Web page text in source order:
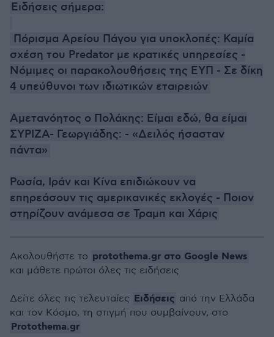
Ειδήσεις σήμερα:
Πόρισμα Αρείου Πάγου για υποκλοπές: Καμία
σχέση του Predator με κρατικές υπηρεσίες -
Νόμιμες οι παρακολουθήσεις της ΕΥΠ - Σε δίκη
4 υπεύθυνοι των ιδιωτικών εταιρειών
Αμετανόητος ο Πολάκης: Είμαι εδώ, θα είμαι
ΣΥΡΙΖΑ- Γεωργιάδης: - «Δειλός ήσασταν
πάντα»
Ρωσία, Ιράν και Κίνα επιδιώκουν να
επηρεάσουν τις αμερικανικές εκλογές - Ποιον
στηρίζουν ανάμεσα σε Τραμπ και Χάρις
Ακολουθήστε το protothema.gr στο Google News
και μάθετε πρώτοι όλες τις ειδήσεις
Δείτε όλες τις τελευταίες Ειδήσεις από την Ελλάδα
και τον Κόσμο, τη στιγμή που συμβαίνουν, στο
Protothema.gr